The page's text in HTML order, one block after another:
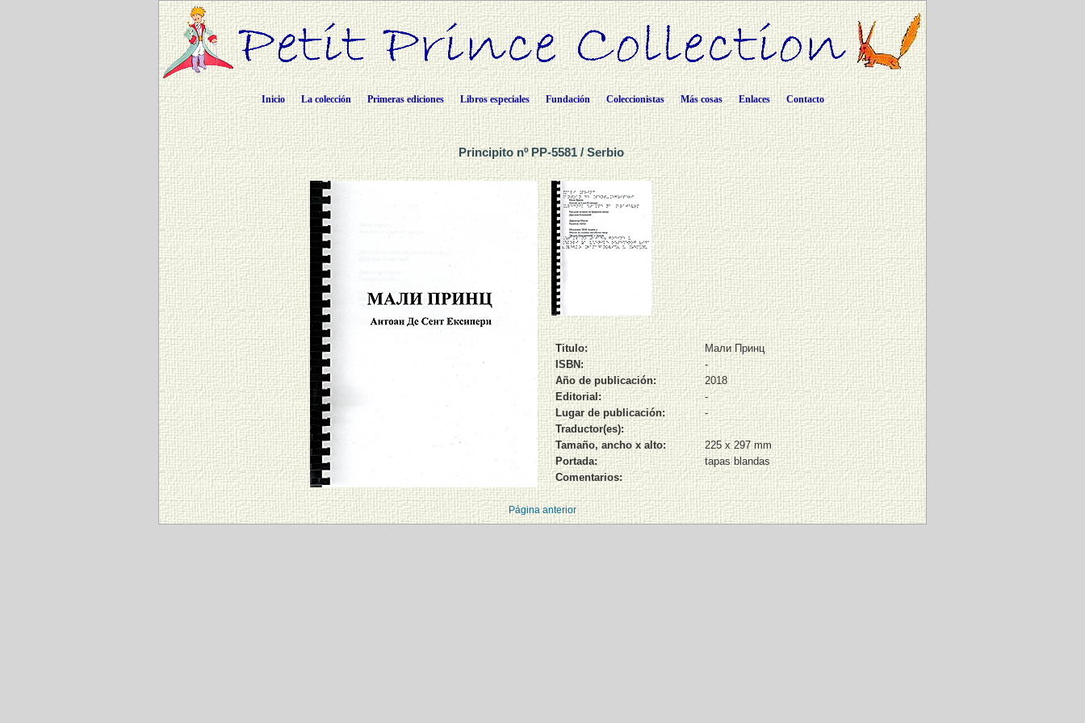
Inicio La colección Primeras ediciones Libros especiales Fundación Coleccionistas Más cosas Enlaces Contacto
Principito nº PP-5581 / Serbio
Titulo:
Мали Принц
ISBN:
-
Año de publicación:
2018
Editorial:
-
Lugar de publicación:
-
Traductor(es):
Tamaño, ancho x alto:
225 x 297 mm
Portada:
tapas blandas
Comentarios:
Página anterior